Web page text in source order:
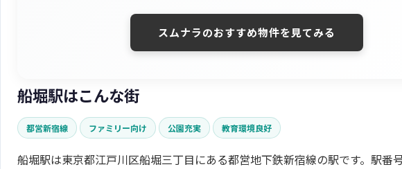
スムナラのおすすめ物件を見てみる
船堀駅はこんな街
都営新宿線 ファミリー向け 公園充実 教育環境良好
船堀駅は東京都江戸川区船堀三丁目にある都営地下鉄新宿線の駅です。駅番